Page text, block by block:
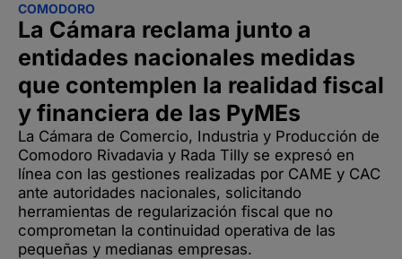
COMODORO
La Cámara reclama junto a
entidades nacionales medidas
que contemplen la realidad fiscal
y financiera de las PyMEs
La Cámara de Comercio, Industria y Producción de
Comodoro Rivadavia y Rada Tilly se expresó en
línea con las gestiones realizadas por CAME y CAC
ante autoridades nacionales, solicitando
herramientas de regularización fiscal que no
comprometan la continuidad operativa de las
pequeñas y medianas empresas.